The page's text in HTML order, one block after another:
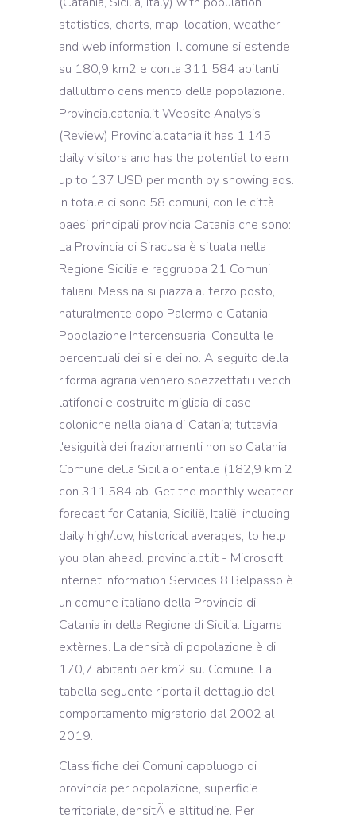
Classifiche dei Comuni capoluogo di
provincia per popolazione, superficie
territoriale, densitÃ e altitudine. Per